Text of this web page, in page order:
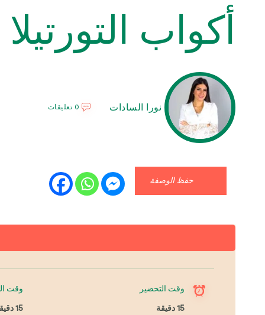
أكواب التورتيلا
نورا السادات 0 تعليقات
حفظ الوصفة
وقت التحضير
15 دقيقة
وقت
15 دقيقة